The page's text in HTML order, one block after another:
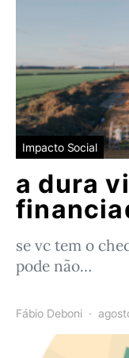
Impacto Social
a dura
se vc tem o
pode não…
Fábio Deboni